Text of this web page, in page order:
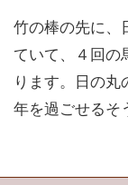
竹の棒の先に、
ていて、４回の
ります。日の丸
年を過ごせるそ